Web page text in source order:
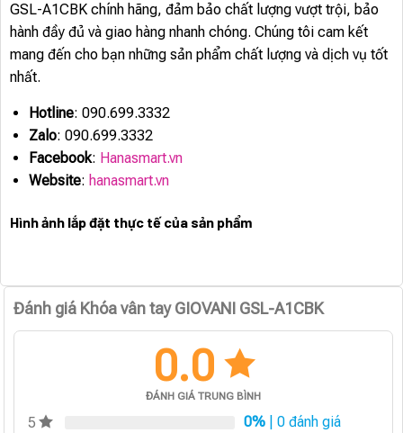
GSL-A1CBK chính hãng, đảm bảo chất lượng vượt trội, bảo
hành đầy đủ và giao hàng nhanh chóng. Chúng tôi cam kết
mang đến cho bạn những sản phẩm chất lượng và dịch vụ tốt
nhất.
Hotline: 090.699.3332
Zalo: 090.699.3332
Facebook: Hanasmart.vn
Website: hanasmart.vn
Hình ảnh lắp đặt thực tế của sản phẩm
Đánh giá Khóa vân tay GIOVANI GSL-A1CBK
0.0
ĐÁNH GIÁ TRUNG BÌNH
5 0% | 0 đánh giá